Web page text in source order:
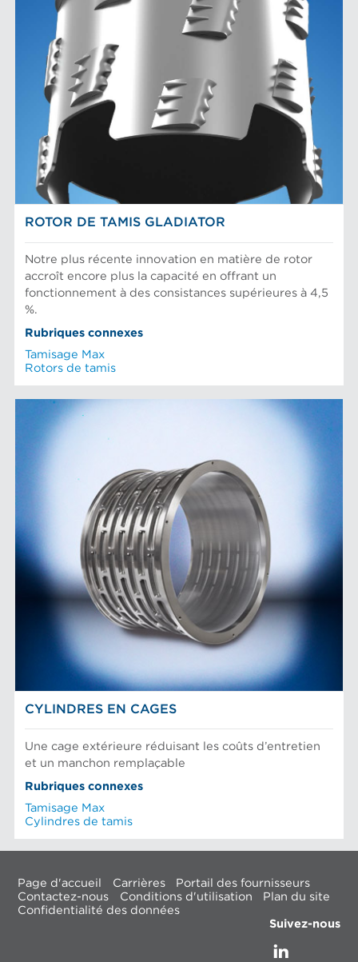
ROTOR DE TAMIS GLADIATOR
Notre plus récente innovation en matière de rotor
accroît encore plus la capacité en offrant un
fonctionnement à des consistances supérieures à 4,5
%.
Rubriques connexes
Tamisage Max
Rotors de tamis
CYLINDRES EN CAGES
Une cage extérieure réduisant les coûts d’entretien
et un manchon remplaçable
Rubriques connexes
Tamisage Max
Cylindres de tamis
Page d'accueil Carrières
Portail des fournisseurs
Contactez-nous
Conditions d'utilisation
Plan du site
Confidentialité des données
Suivez-nous